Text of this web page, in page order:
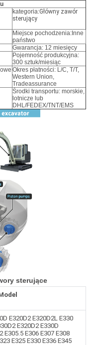
kategoria:Główny zawór
sterujący
Miejsce pochodzenia:Inne
państwo
Gwarancja: 12 miesięcy
Pojemność produkcyjna:
300 sztuk/miesiąc
Okres płatności: L/C, T/T,
Western Union,
Tradeassurance
Środki transportu: morskie,
lotnicze lub
DHL/FEDEX/TNT/EMS
sterujące
E320D2 E320D2L E330
E320D2 E330D
E305.5 E306 E307 E308
E325 E330 E336 E345